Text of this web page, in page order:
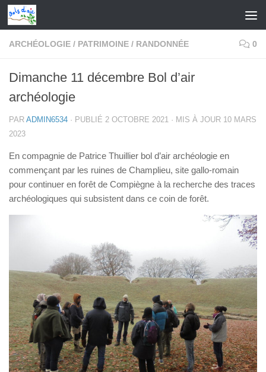
Skip to content
ARCHÉOLOGIE / PATRIMOINE / RANDONNÉE 0
Dimanche 11 décembre Bol d’air
archéologie
PAR ADMIN6534 · PUBLIÉ 2 OCTOBRE 2021 · MIS À JOUR 10 MARS
2023
En compagnie de Patrice Thuillier bol d’air archéologie en
commençant par les ruines de Champlieu, site gallo-romain
pour continuer en forêt de Compiègne à la recherche des traces
archéologiques qui subsistent dans ce coin de forêt.